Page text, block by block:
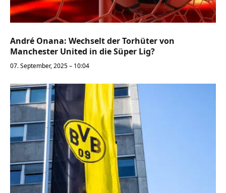
André Onana: Wechselt der Torhüter von
Manchester United in die Süper Lig?
07. September, 2025 – 10:04